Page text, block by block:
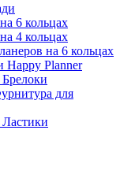
6 кольцах
4 кольцах
на 6 кольцах
Happy Planner
для